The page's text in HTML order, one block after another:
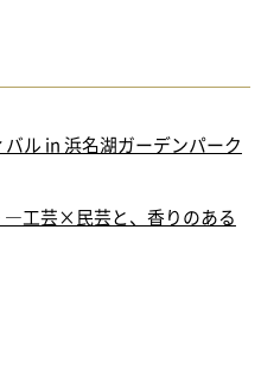
ル in 浜名湖ガーデンパーク
―工芸×民芸と、香りのある